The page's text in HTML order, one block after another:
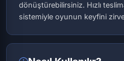
dönüştürebilirsiniz. Hızlı
sistemiyle oyunun keyfini